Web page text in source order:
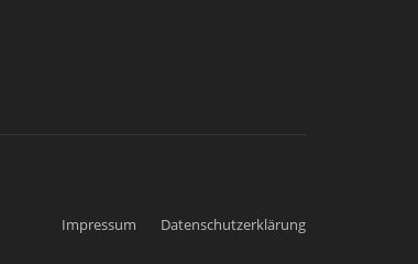
Impressum Datenschutzerklärung